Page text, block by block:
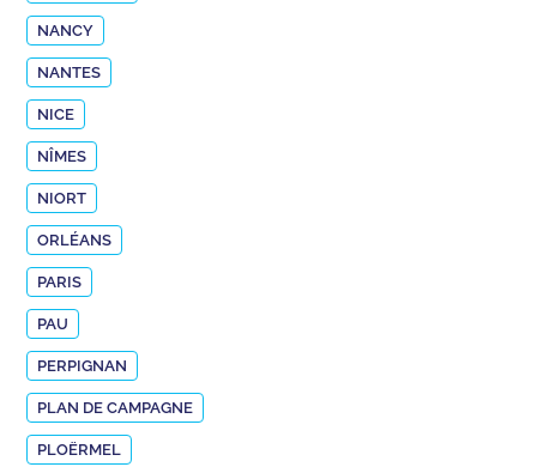
NANCY
NANTES
NICE
NÎMES
NIORT
ORLÉANS
PARIS
PAU
PERPIGNAN
PLAN DE CAMPAGNE
PLOËRMEL